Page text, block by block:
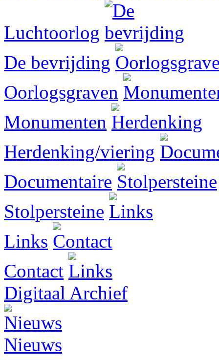
Luchtoorlog
De bevrijding
Oorlogsgraven
Monumenten
Herdenking/viering
Documentaire
Stolpersteine
Links
Contact
Digitaal Archief
Nieuws